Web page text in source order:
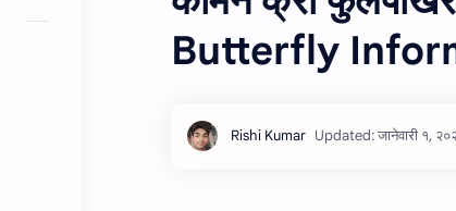
Butterfly